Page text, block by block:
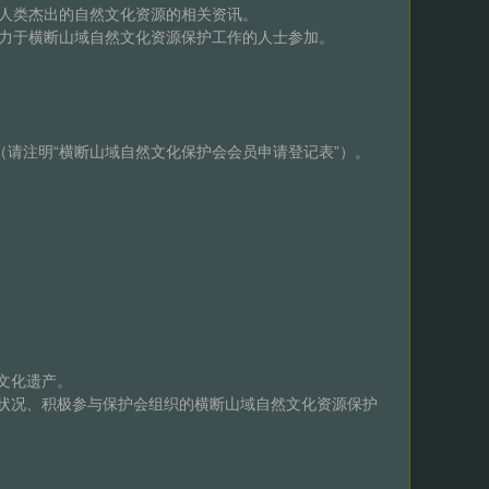
杰出的自然文化资源的相关资讯。
横断山域自然文化资源保护工作的人士参加。
（请注明“横断山域自然文化保护会会员申请登记表”）。
遗产。
、积极参与保护会组织的横断山域自然文化资源保护